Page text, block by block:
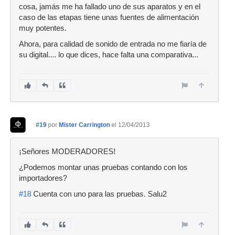
cosa, jamás me ha fallado uno de sus aparatos y en el
caso de las etapas tiene unas fuentes de alimentación
muy potentes.
Ahora, para calidad de sonido de entrada no me fiaría de
su digital.... lo que dices, hace falta una comparativa...
#19 por Mister Carrington el 12/04/2013
¡Señores MODERADORES!
¿Podemos montar unas pruebas contando con los
importadores?
#18 Cuenta con uno para las pruebas. Salu2